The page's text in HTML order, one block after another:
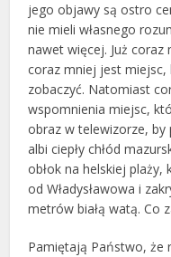
jego objawy są ostro
nie mieli własnego
nawet więcej. Już coraz
coraz mniej jest miejsc,
zobaczyć. Natomiast
wspomnienia miejsc,
obraz w telewizorze,
albi ciepły chłód
obłok na helskiej plaży,
od Władysławowa i
metrów białą watą. Co
Pamiętają Państwo, że